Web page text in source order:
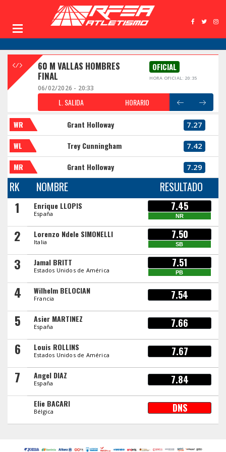
60 M VALLAS HOMBRES
FINAL
OFICIAL
HORA OFICIAL: 20:35
06/02/2026 - 20:33
L. SALIDA HORARIO
WR Grant Holloway 7.27
WL Trey Cunningham 7.42
MR Grant Holloway 7.29
RK NOMBRE RESULTADO
1 Enrique LLOPIS
España
7.45
NR
2 Lorenzo Ndele SIMONELLI
Italia
7.50
SB
3 Jamal BRITT
Estados Unidos de América
7.51
PB
4 Wilhelm BELOCIAN
Francia 7.54
5 Asier MARTINEZ
España 7.66
6 Louis ROLLINS
Estados Unidos de América 7.67
7 Angel DIAZ
España 7.84
Elie BACARI
Bélgica DNS